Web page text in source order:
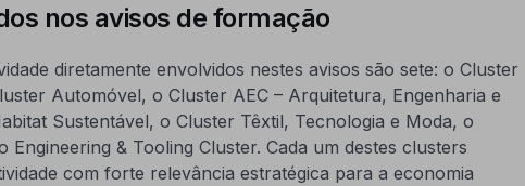
nos avisos de formação
diretamente envolvidos nestes avisos são sete: o Cluster
Automóvel, o Cluster AEC – Arquitetura, Engenharia e
Sustentável, o Cluster Têxtil, Tecnologia e Moda, o
Engineering & Tooling Cluster. Cada um destes clusters
com forte relevância estratégica para a economia